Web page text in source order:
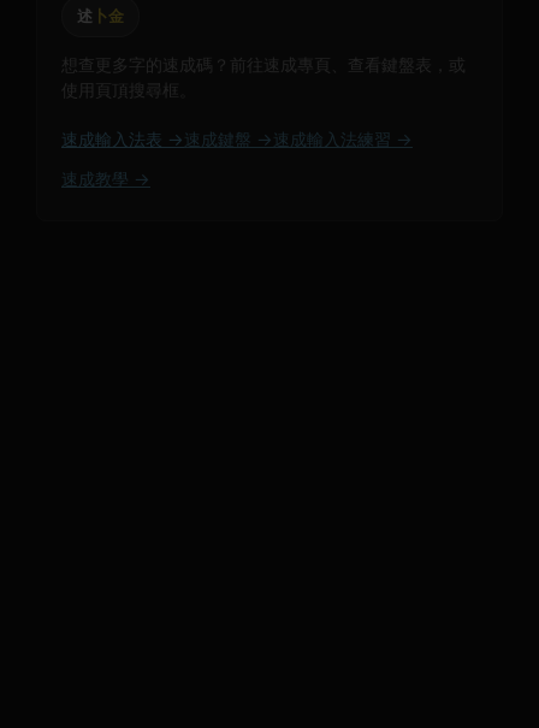
述 卜金
想查更多字的速成碼？前往速成專頁、查看鍵盤表，或
使用頁頂搜尋框。
速成輸入法表 → 速成鍵盤 → 速成輸入法練習 →
速成教學 →